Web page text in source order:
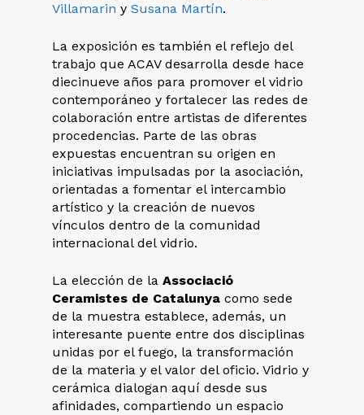
Villamarin ySusana Martín.
La exposición es también el reflejo del
trabajo que ACAV desarrolla desde hace
diecinueve años para promover el vidrio
contemporáneo y fortalecer las redes de
colaboración entre artistas de diferentes
procedencias. Parte de las obras
expuestas encuentran su origen en
iniciativas impulsadas por la asociación,
orientadas a fomentar el intercambio
artístico y la creación de nuevos
vínculos dentro de la comunidad
internacional del vidrio.
La elección de laAssociació
Ceramistes de Catalunya como sede
de la muestra establece, además, un
interesante puente entre dos disciplinas
unidas por el fuego, la transformación
de la materia y el valor del oficio. Vidrio y
cerámica dialogan aquí desde sus
afinidades, compartiendo un espacio